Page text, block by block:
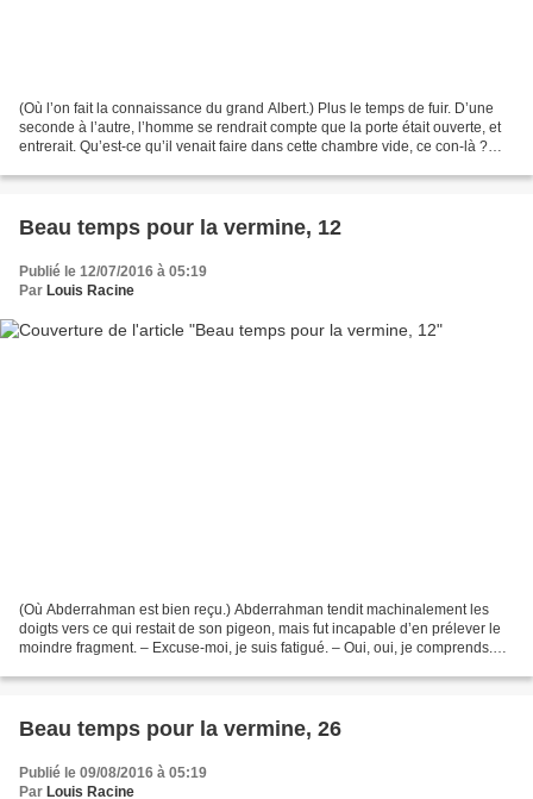
(Où l’on fait la connaissance du grand Albert.) Plus le temps de fuir. D’une
seconde à l’autre, l’homme se rendrait compte que la porte était ouverte, et
entrerait. Qu’est-ce qu’il venait faire dans cette chambre vide, ce con-là ?
Beau temps pour la vermine, 12
Publié le 12/07/2016 à 05:19
Par Louis Racine
(Où Abderrahman est bien reçu.) Abderrahman tendit machinalement les
doigts vers ce qui restait de son pigeon, mais fut incapable d’en prélever le
moindre fragment. – Excuse-moi, je suis fatigué. – Oui, oui, je comprends.
Beau temps pour la vermine, 26
Publié le 09/08/2016 à 05:19
Par Louis Racine